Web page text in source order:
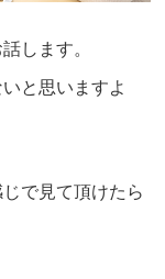
します。
と思いますよ
で見て頂けたら